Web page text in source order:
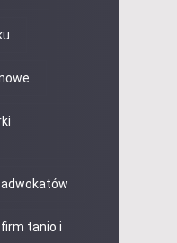
tanio i